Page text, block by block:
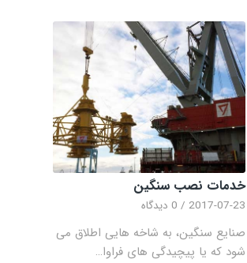
خدمات نصب سنگین
2017-07-23
/ 0 دیدگاه
صنایع سنگین، به شاخه هایی اطلاق می
شود که یا پیچیدگی های فراوا…